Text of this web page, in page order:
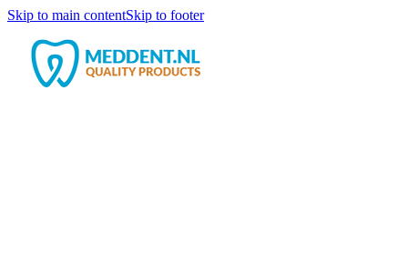
Skip to main contentSkip to footer